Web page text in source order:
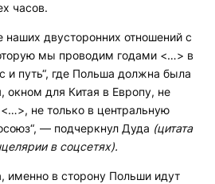
часов.
наших двусторонних отношений с
мы проводим годами <…> в
и путь“, где Польша должна была
окном для Китая в Европу, не
не только в центральную
— подчеркнул Дуда (цитата
в соцсетях).
именно в сторону Польши идут